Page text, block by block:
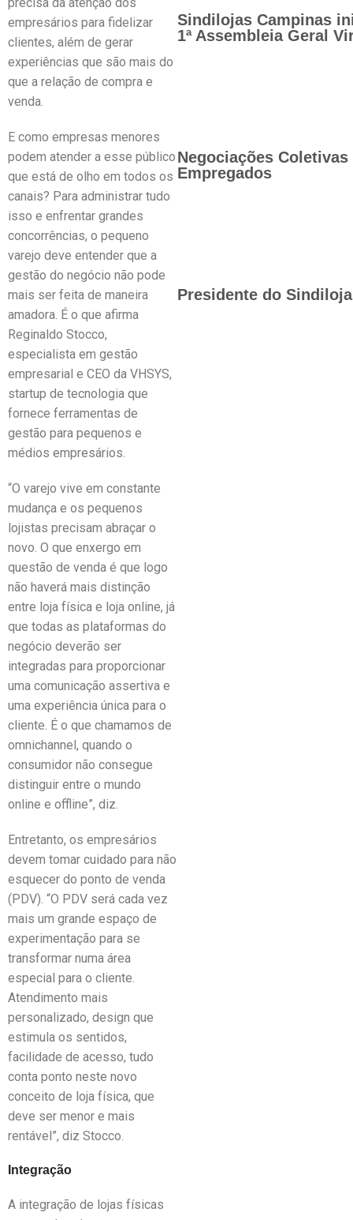
empresários para fidelizar
clientes, além de gerar
experiências que são mais do
que a relação de compra e
venda.
E como empresas menores
podem atender a esse público
que está de olho em todos os
canais? Para administrar tudo
isso e enfrentar grandes
concorrências, o pequeno
varejo deve entender que a
gestão do negócio não pode
mais ser feita de maneira
amadora. É o que afirma
Reginaldo Stocco,
especialista em gestão
empresarial e CEO da VHSYS,
startup de tecnologia que
fornece ferramentas de
gestão para pequenos e
médios empresários.
“O varejo vive em constante
mudança e os pequenos
lojistas precisam abraçar o
novo. O que enxergo em
questão de venda é que logo
não haverá mais distinção
entre loja física e loja online, já
que todas as plataformas do
negócio deverão ser
integradas para proporcionar
uma comunicação assertiva e
uma experiência única para o
cliente. É o que chamamos de
omnichannel, quando o
consumidor não consegue
distinguir entre o mundo
online e offline”, diz.
Entretanto, os empresários
devem tomar cuidado para não
esquecer do ponto de venda
(PDV). “O PDV será cada vez
mais um grande espaço de
experimentação para se
transformar numa área
especial para o cliente.
Atendimento mais
personalizado, design que
estimula os sentidos,
facilidade de acesso, tudo
conta ponto neste novo
conceito de loja física, que
deve ser menor e mais
rentável”, diz Stocco.
Integração
A integração de lojas físicas
Sindilojas Campinas
1ª Assembleia Geral
Negociações
Empregados
Presidente do